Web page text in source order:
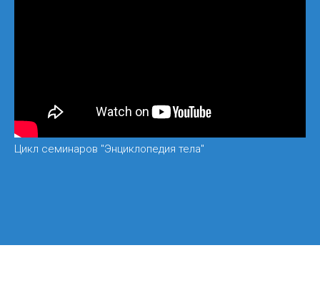
Цикл семинаров "Энциклопедия тела"